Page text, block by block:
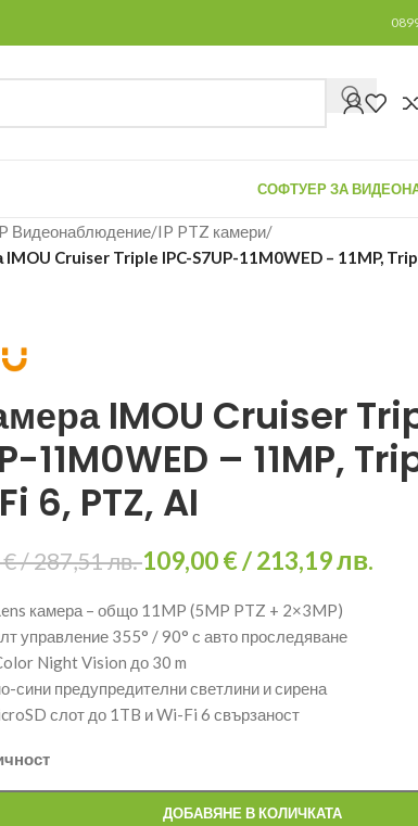
СОФТУЕР ЗА
Видеонаблюдение/IP PTZ камери/
IMOU Cruiser Triple IPC-S7UP-11M0WED – 11MP,
IMOU Cruiser
11M0WED – 11MP,
6, PTZ, AI
€/ 287,51 лв.109,00€/ 213,19 лв.
камера – общо 11MP (5MP PTZ + 2×3MP)
управление 355° / 90° с авто проследяване
Night Vision до 30 m
сини предупредителни светлини и сирена
слот до 1TB и Wi-Fi 6 свързаност
ДОБАВЯНЕ В КОЛИЧКАТА